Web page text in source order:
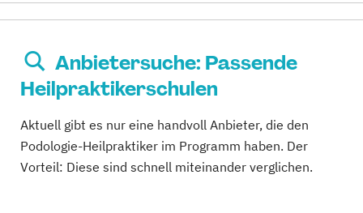
Anbietersuche: Passende
Heilpraktikerschulen
Aktuell gibt es nur eine handvoll Anbieter, die den
Podologie-Heilpraktiker im Programm haben. Der
Vorteil: Diese sind schnell miteinander verglichen.